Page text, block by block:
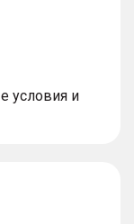
условия и